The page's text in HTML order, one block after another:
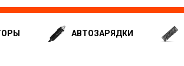
АВТОЗАРЯДКИ